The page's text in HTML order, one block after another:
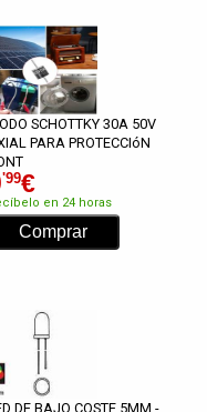
SCHOTTKY 30A 50V
PARA PROTECCIóN
'99€
en 24 horas
DE BAJO COSTE 5MM -